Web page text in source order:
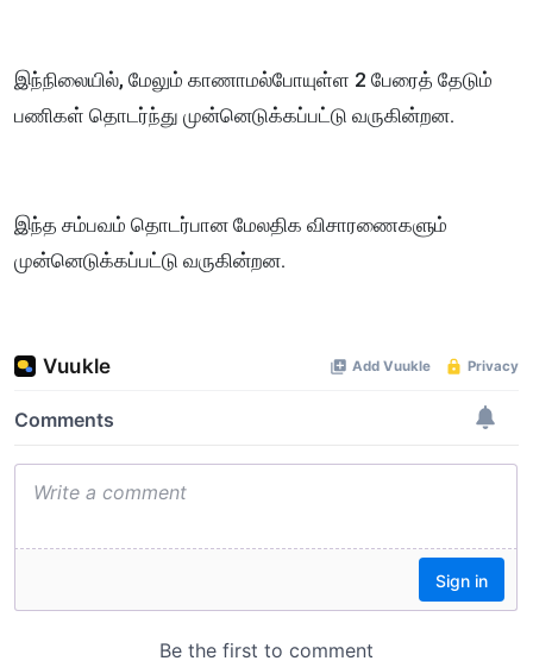
இந்நிலையில், மேலும் காணாமல்போயுள்ள 2 பேரைத் தேடும்
பணிகள் தொடர்ந்து முன்னெடுக்கப்பட்டு வருகின்றன.
இந்த சம்பவம் தொடர்பான மேலதிக விசாரணைகளும்
முன்னெடுக்கப்பட்டு வருகின்றன.